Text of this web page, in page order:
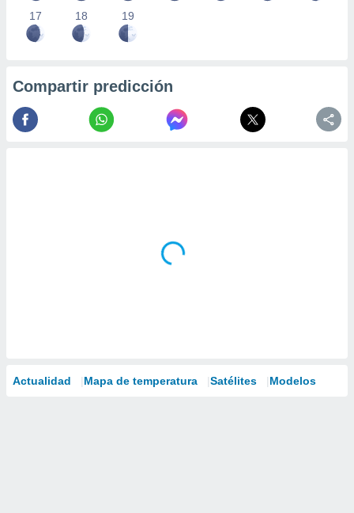
17 18 19
Compartir predicción
Actualidad Mapa de temperatura Satélites Modelos